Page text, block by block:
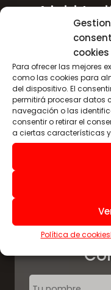
cookies
Para ofrecer las mejores
como las cookies para
del dispositivo. El
permitirá procesar datos
navegación o las
consentir o retirar el
a ciertas características
Política de cookies
horarios,
Orden y
organizadas y
seguimiento
Aplicaciones
Institutos ·
formación ·
VER